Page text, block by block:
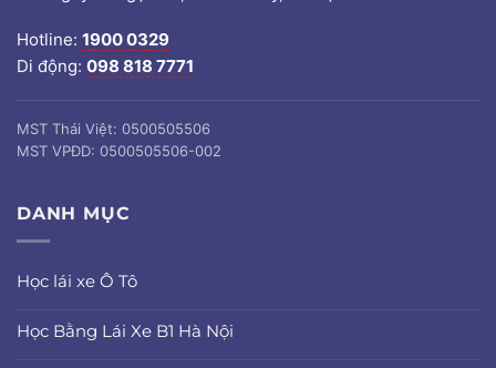
Hotline: 1900 0329
Di động: 098 818 7771
MST Thái Việt: 0500505506
MST VPĐD: 0500505506-002
DANH MỤC
Học lái xe Ô Tô
Học Bằng Lái Xe B1 Hà Nội